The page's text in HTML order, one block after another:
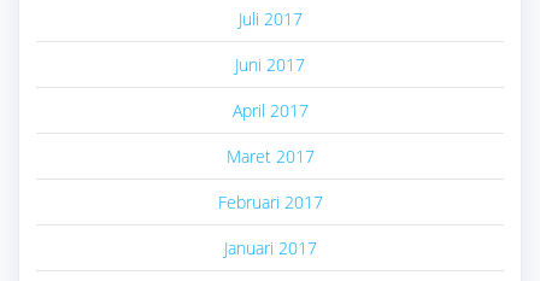
Juli 2017
Juni 2017
April 2017
Maret 2017
Februari 2017
Januari 2017